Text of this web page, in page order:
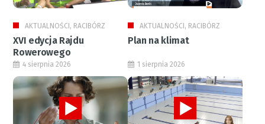
AKTUALNOŚCI, RACIBÓRZ
XVI edycja Rajdu
Rowerowego
AKTUALNOŚCI, RACIBÓRZ
Plan na klimat
4 sierpnia 2026 1 sierpnia 2026